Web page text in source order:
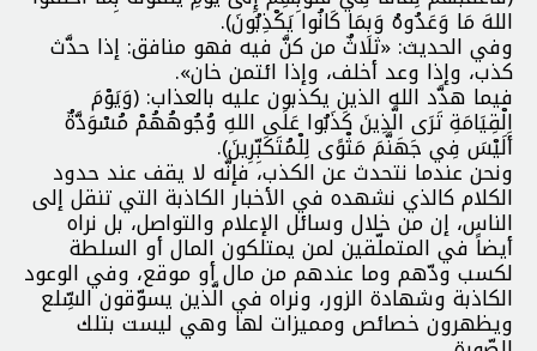
اللهَ مَا وَعَدُوهُ وَبِمَا كَانُوا يَكْذِبُونَ).
وفي الحديث: «ثلاثٌ من كنَّ فيه فهو منافق: إذا حدَّث
كذب، وإذا وعد أخلف، وإذا ائتمن خان».
فيما هدَّد الله الذين يكذبون عليه بالعذاب: (وَيَوْمَ
الْقِيَامَةِ تَرَى الَّذِينَ كَذَبُوا عَلَى اللهِ وُجُوهُهُمْ مُسْوَدَّةٌ
أَلَيْسَ فِي جَهَنَّمَ مَثْوًى لِلْمُتَكَبِّرِينَ).
ونحن عندما نتحدث عن الكذب، فإنَّه لا يقف عند حدود
الكلام كالذي نشهده في الأخبار الكاذبة التي تنقل إلى
الناس، إن من خلال وسائل الإعلام والتواصل، بل نراه
أيضاً في المتملّقين لمن يمتلكون المال أو السلطة
لكسب ودّهم وما عندهم من مال أو موقع، وفي الوعود
الكاذبة وشهادة الزور، ونراه في الَّذين يسوّقون السِّلع
ويظهرون خصائص ومميزات لها وهي ليست بتلك